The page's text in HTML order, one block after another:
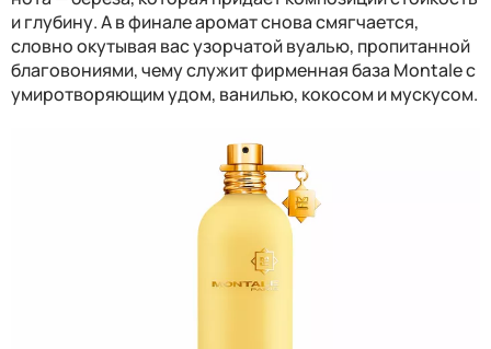
и глубину. А в финале аромат снова смягчается,
словно окутывая вас узорчатой вуалью, пропитанной
благовониями, чему служит фирменная база Montale с
умиротворяющим удом, ванилью, кокосом и мускусом.